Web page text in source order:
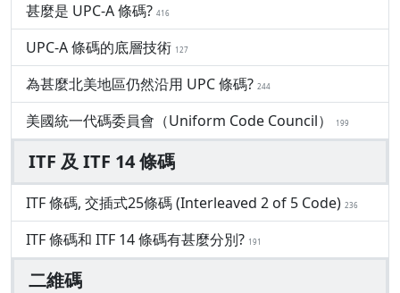
甚麼是 UPC-A 條碼? 416
UPC-A 條碼的底層技術 127
為甚麼北美地區仍然沿用 UPC 條碼? 244
美國統一代碼委員會（Uniform Code Council） 199
ITF 及 ITF 14 條碼
ITF 條碼, 交插式25條碼 (Interleaved 2 of 5 Code) 236
ITF 條碼和 ITF 14 條碼有甚麼分別? 191
二維碼